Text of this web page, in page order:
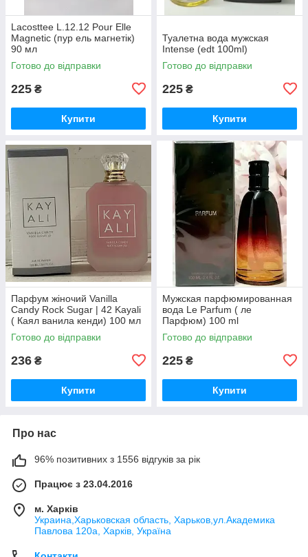
Lacosttee L.12.12 Pour Elle
Magnetic (пур ель магнетік)
90 мл
Готово до відправки
225 ₴
Купити
Туалетна вода мужская
Intense (edt 100ml)
Готово до відправки
225 ₴
Купити
Парфум жіночий Vanilla
Candy Rock Sugar | 42 Kayali
( Каял ванила кенди) 100 мл
Готово до відправки
236 ₴
Купити
Мужская парфюмированная
вода Le Parfum ( ле
Парфюм) 100 ml
Готово до відправки
225 ₴
Купити
Про нас
96% позитивних з 1556 відгуків за рік
Працює з 23.04.2016
м. Харків
Украина,Харьковская область, Харьков,ул.Академика
Павлова 120а, Харків, Україна